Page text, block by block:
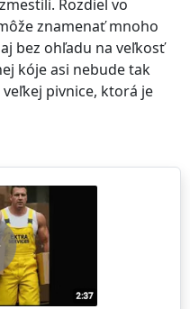
Rozdiel vo
znamenať mnoho
bez ohľadu na veľkosť
kóje asi nebude tak
pivnice, ktorá je